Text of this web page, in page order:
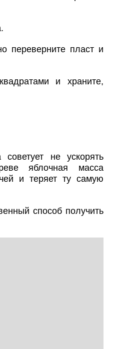
переверните пласт и
и храните,
не ускорять
яблочная масса
и теряет ту самую
способ получить